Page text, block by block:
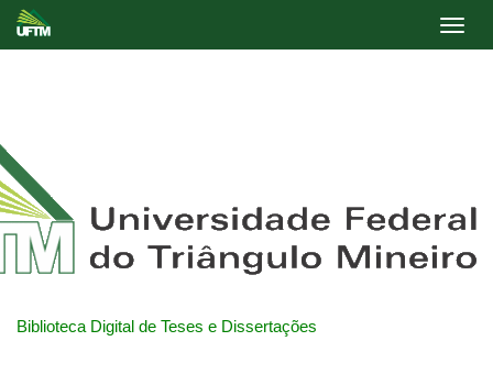
Biblioteca Digital de Teses e Dissertações